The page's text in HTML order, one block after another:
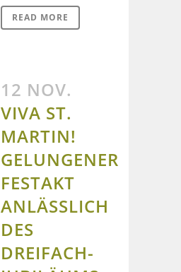
READ MORE
12 NOV.
VIVA ST.
MARTIN!
GELUNGENER
FESTAKT
ANLÄSSLICH
DES
DREIFACH-